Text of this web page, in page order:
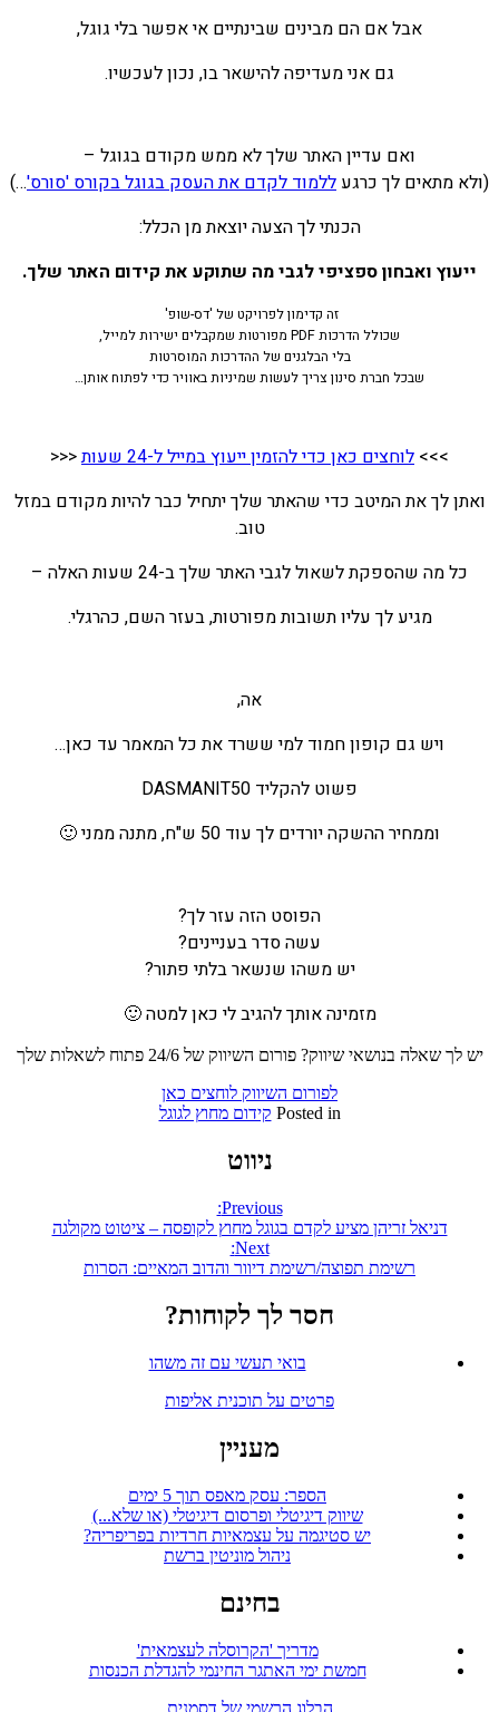
אבל אם הם מבינים שבינתיים אי אפשר בלי גוגל,
גם אני מעדיפה להישאר בו, נכון לעכשיו.
ואם עדיין האתר שלך לא ממש מקודם בגוגל –
(ולא מתאים לך כרגע ללמוד לקדם את העסק בגוגל בקורס 'סורס'…)
הכנתי לך הצעה יוצאת מן הכלל:
ייעוץ ואבחון ספציפי לגבי מה שתוקע את קידום האתר שלך.
זה קדימון לפרויקט של 'דס-שופ'
שכולל הדרכות PDF מפורטות שמקבלים ישירות למייל,
בלי הבלגנים של ההדרכות המוסרטות
שבכל חברת סינון צריך לעשות שמיניות באוויר כדי לפתוח אותן…
>>> לוחצים כאן כדי להזמין ייעוץ במייל ל-24 שעות
<<<
ואתן לך את המיטב כדי שהאתר שלך יתחיל כבר להיות מקודם במזל
טוב.
כל מה שהספקת לשאול לגבי האתר שלך ב-24 שעות האלה –
מגיע לך עליו תשובות מפורטות, בעזר השם, כהרגלי.
אה,
ויש גם קופון חמוד למי ששרד את כל המאמר עד כאן…
פשוט להקליד DASMANIT50
וממחיר ההשקה יורדים לך עוד 50 ש"ח, מתנה ממני 🙂
הפוסט הזה עזר לך?
עשה סדר בעניינים?
יש משהו שנשאר בלתי פתור?
מזמינה אותך להגיב לי כאן למטה 🙂
יש לך שאלה בנושאי שיווק? פורום השיווק של 24/6 פתוח לשאלות שלך
לפורום השיווק לוחצים כאן
Posted in קידום מחוץ לגוגל
ניווט
Previous:
דניאל זריהן מציע לקדם בגוגל מחוץ לקופסה – ציטוט מקולגה
Next:
רשימת תפוצה/רשימת דיוור והדוב המאיים: הסרות
חסר לך לקוחות?
בואי תעשי עם זה משהו
פרטים על תוכנית אליפות
מעניין
הספר: עסק מאפס תוך 5 ימים
שיווק דיגיטלי ופרסום דיגיטלי (או שלא...)
יש סטיגמה על עצמאיות חרדיות בפריפריה?
ניהול מוניטין ברשת
בחינם
מדריך 'הקרוסלה לעצמאית'
חמשת ימי האתגר החינמי להגדלת הכנסות
הבלוג הרשמי של דסמנית